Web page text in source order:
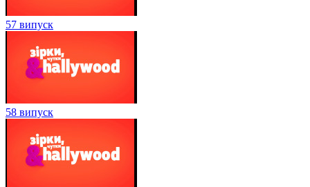
57 випуск
58 випуск